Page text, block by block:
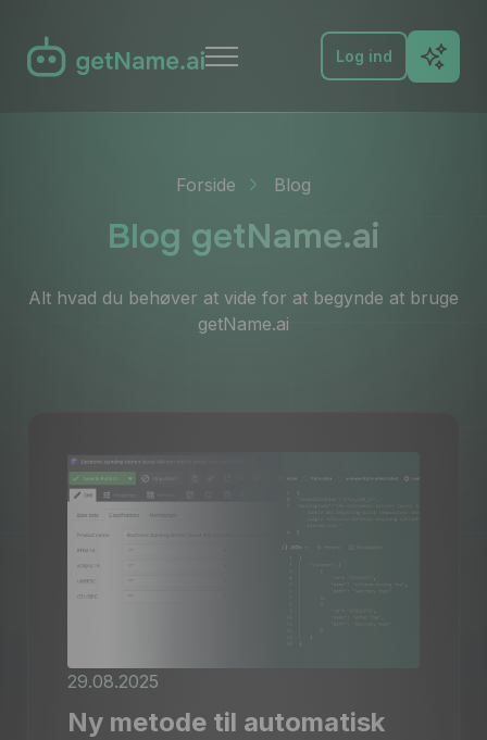
Docs
PL EN
Log ind
Forside Blog
Blog getName.ai
Alt hvad du behøver at vide for at begynde at bruge
getName.ai
29.08.2025
Ny metode til automatisk